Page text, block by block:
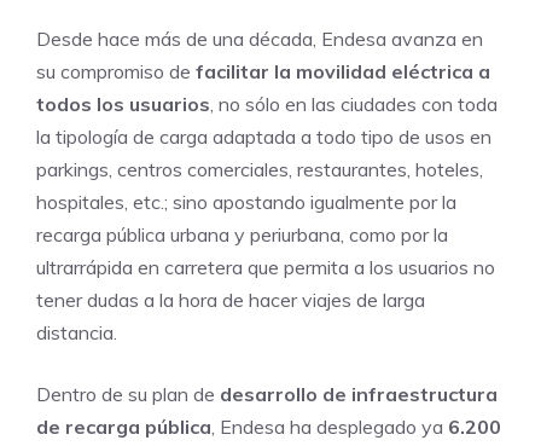
Desde hace más de una década, Endesa avanza en
su compromiso de facilitar la movilidad eléctrica a
todos los usuarios, no sólo en las ciudades con toda
la tipología de carga adaptada a todo tipo de usos en
parkings, centros comerciales, restaurantes, hoteles,
hospitales, etc.; sino apostando igualmente por la
recarga pública urbana y periurbana, como por la
ultrarrápida en carretera que permita a los usuarios no
tener dudas a la hora de hacer viajes de larga
distancia.
Dentro de su plan de desarrollo de infraestructura
de recarga pública, Endesa ha desplegado ya 6.200